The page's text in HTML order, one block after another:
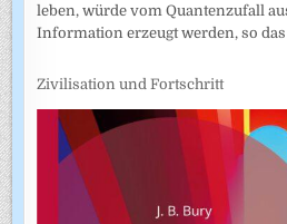
leben, würde vom Quantenzufall
Information erzeugt werden, so
Zivilisation und Fortschritt